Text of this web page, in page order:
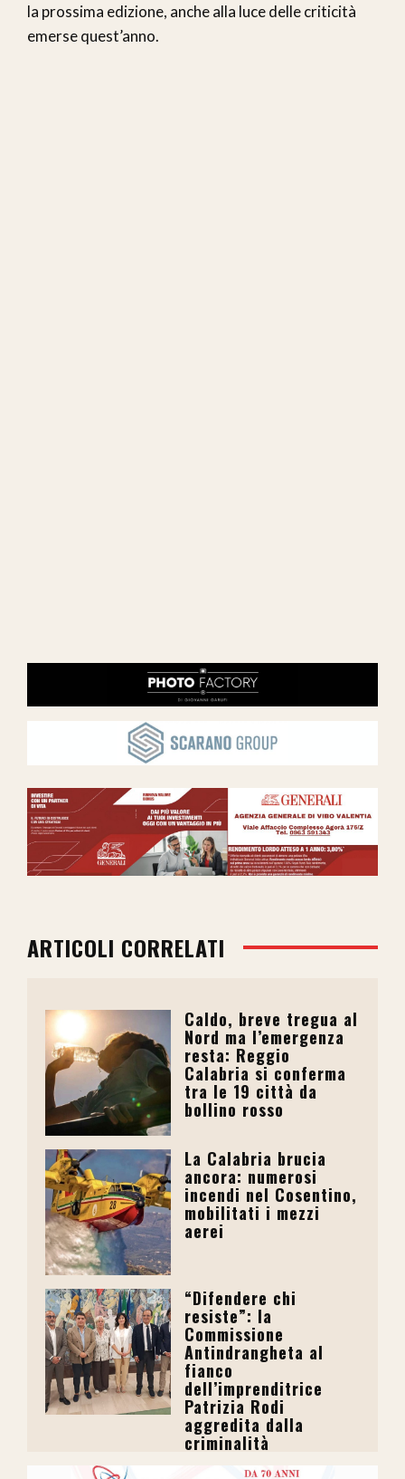
la prossima edizione, anche alla luce delle criticità
emerse quest’anno.
ARTICOLI CORRELATI
Caldo, breve tregua al
Nord ma l’emergenza
resta: Reggio
Calabria si conferma
tra le 19 città da
bollino rosso
La Calabria brucia
ancora: numerosi
incendi nel Cosentino,
mobilitati i mezzi
aerei
“Difendere chi
resiste”: la
Commissione
Antindrangheta al
fianco
dell’imprenditrice
Patrizia Rodi
aggredita dalla
criminalità